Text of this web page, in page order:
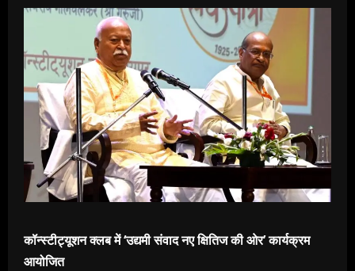
कॉन्स्टीट्यूशन क्लब में ‘उद्यमी संवाद नए क्षितिज की ओर’ कार्यक्रम
आयोजित